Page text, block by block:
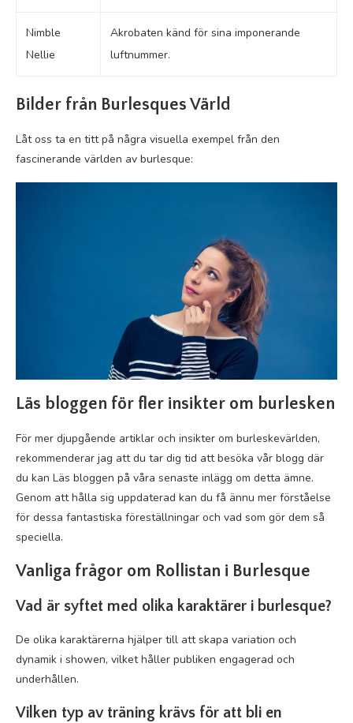
Nimble
Nellie
Akrobaten känd för sina imponerande
luftnummer.
Bilder från Burlesques Värld
Låt oss ta en titt på några visuella exempel från den
fascinerande världen av burlesque:
Läs bloggen för fler insikter om burlesken
För mer djupgående artiklar och insikter om burleskevärlden,
rekommenderar jag att du tar dig tid att besöka vår blogg där
du kan Läs bloggen på våra senaste inlägg om detta ämne.
Genom att hålla sig uppdaterad kan du få ännu mer förståelse
för dessa fantastiska föreställningar och vad som gör dem så
speciella.
Vanliga frågor om Rollistan i Burlesque
Vad är syftet med olika karaktärer i burlesque?
De olika karaktärerna hjälper till att skapa variation och
dynamik i showen, vilket håller publiken engagerad och
underhållen.
Vilken typ av träning krävs för att bli en